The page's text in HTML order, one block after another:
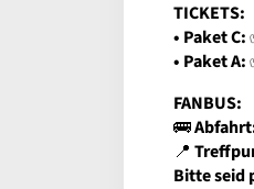
TICKETS:
• Paket C:
• Paket A:
FANBUS:
🚌
📍
Bitte seid